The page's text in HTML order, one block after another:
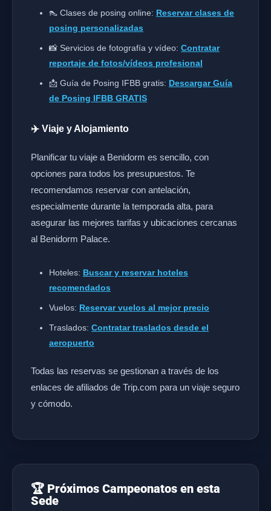
👠 Clases de posing online: Reservar clases de
posing personalizadas
📸 Servicios de fotografía y vídeo: Contratar
reportaje de fotos/vídeos profesional
📩 Guía de Posing IFBB gratis: Descargar Guía
de Posing IFBB GRATIS
✈️ Viaje y Alojamiento
Planificar tu viaje a Benidorm es sencillo, con
opciones para todos los presupuestos. Te
recomendamos reservar con antelación,
especialmente durante la temporada alta, para
asegurar las mejores tarifas y ubicaciones cercanas
al Benidorm Palace.
Hoteles: Buscar y reservar hoteles
recomendados
Vuelos: Reservar vuelos al mejor precio
Traslados: Contratar traslados desde el
aeropuerto
Todas las reservas se gestionan a través de los
enlaces de afiliados de Trip.com para un viaje seguro
y cómodo.
🏆 Próximos Campeonatos en esta
Sede